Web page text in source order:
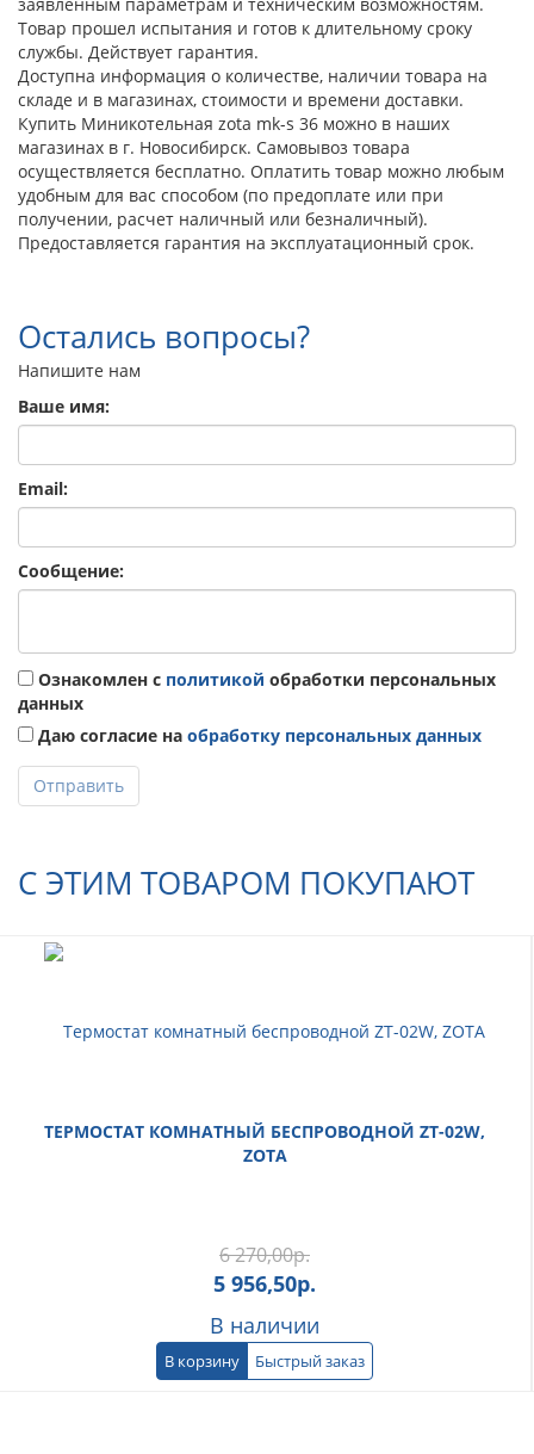
Товар прошел испытания и готов к длительному сроку
службы. Действует гарантия.
Доступна информация о количестве, наличии товара на
складе и в магазинах, стоимости и времени доставки.
Купить Миникотельная zota mk-s 36 можно в наших
магазинах в г. Новосибирск. Самовывоз товара
осуществляется бесплатно. Оплатить товар можно любым
удобным для вас способом (по предоплате или при
получении, расчет наличный или безналичный).
Предоставляется гарантия на эксплуатационный срок.
Остались вопросы?
Напишите нам
Ваше имя:
Email:
Сообщение:
Ознакомлен с политикой обработки персональных
данных
Даю согласие на обработку персональных данных
Отправить
С ЭТИМ ТОВАРОМ ПОКУПАЮТ
ТЕРМОСТАТ КОМНАТНЫЙ БЕСПРОВОДНОЙ ZT-02W,
ZOTA
6 270,00р.
5 956,50р.
В наличии
В корзину Быстрый заказ